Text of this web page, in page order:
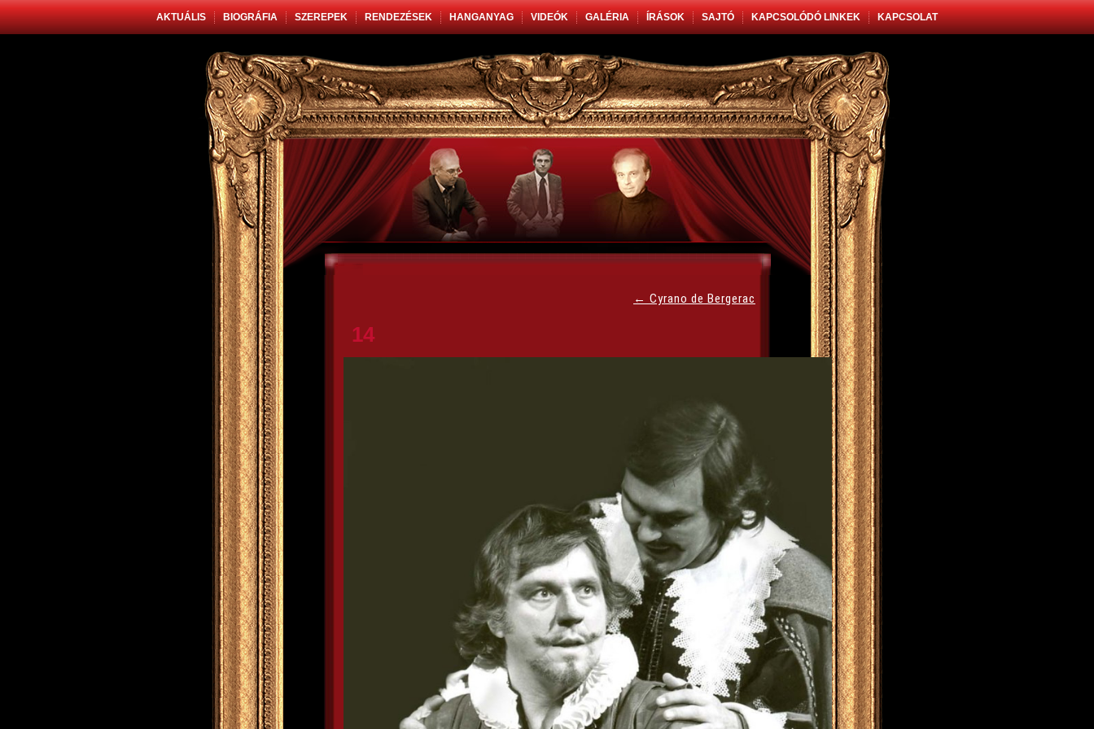
AKTUÁLIS BIOGRÁFIA SZEREPEK RENDEZÉSEK HANGANYAG VIDEÓK GALÉRIA ÍRÁSOK SAJTÓ KAPCSOLÓDÓ LINKEK KAPCSOLAT
← Cyrano de Bergerac
14